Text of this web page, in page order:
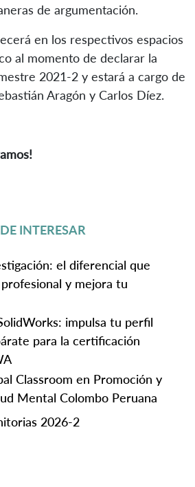
de argumentación.
en los respectivos espacios
al momento de declarar la
2021-2 y estará a cargo de
Aragón y Carlos Díez.
INTERESAR
el diferencial que
y mejora tu
impulsa tu perfil
para la certificación
Classroom en Promoción y
Mental Colombo Peruana
2026-2